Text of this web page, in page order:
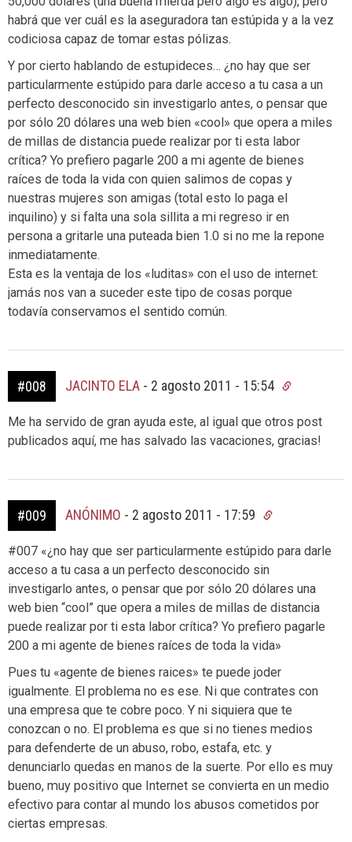
habrá que ver cuál es la aseguradora tan estúpida y a la vez
codiciosa capaz de tomar estas pólizas.
Y por cierto hablando de estupideces… ¿no hay que ser
particularmente estúpido para darle acceso a tu casa a un
perfecto desconocido sin investigarlo antes, o pensar que
por sólo 20 dólares una web bien «cool» que opera a miles
de millas de distancia puede realizar por ti esta labor
crítica? Yo prefiero pagarle 200 a mi agente de bienes
raíces de toda la vida con quien salimos de copas y
nuestras mujeres son amigas (total esto lo paga el
inquilino) y si falta una sola sillita a mi regreso ir en
persona a gritarle una puteada bien 1.0 si no me la repone
inmediatamente.
Esta es la ventaja de los «luditas» con el uso de internet:
jamás nos van a suceder este tipo de cosas porque
todavía conservamos el sentido común.
#008 JACINTO ELA - 2 agosto 2011 - 15:54
Me ha servido de gran ayuda este, al igual que otros post
publicados aquí, me has salvado las vacaciones, gracias!
#009 ANÓNIMO - 2 agosto 2011 - 17:59
#007 «¿no hay que ser particularmente estúpido para darle
acceso a tu casa a un perfecto desconocido sin
investigarlo antes, o pensar que por sólo 20 dólares una
web bien “cool” que opera a miles de millas de distancia
puede realizar por ti esta labor crítica? Yo prefiero pagarle
200 a mi agente de bienes raíces de toda la vida»
Pues tu «agente de bienes raices» te puede joder
igualmente. El problema no es ese. Ni que contrates con
una empresa que te cobre poco. Y ni siquiera que te
conozcan o no. El problema es que si no tienes medios
para defenderte de un abuso, robo, estafa, etc. y
denunciarlo quedas en manos de la suerte. Por ello es muy
bueno, muy positivo que Internet se convierta en un medio
efectivo para contar al mundo los abusos cometidos por
ciertas empresas.